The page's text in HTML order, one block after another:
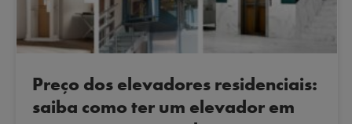
Preço dos elevadores residenciais:
saiba como ter um elevador em